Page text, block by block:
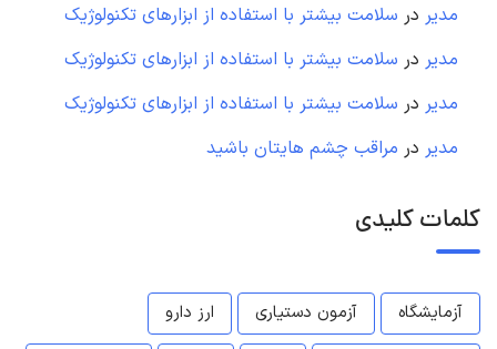
مدیر در سلامت بیشتر با استفاده از ابزارهای تکنولوژیک
مدیر در سلامت بیشتر با استفاده از ابزارهای تکنولوژیک
مدیر در سلامت بیشتر با استفاده از ابزارهای تکنولوژیک
مدیر در مراقب چشم هایتان باشید
کلمات کلیدی
آزمایشگاه آزمون دستیاری
ارز دارو